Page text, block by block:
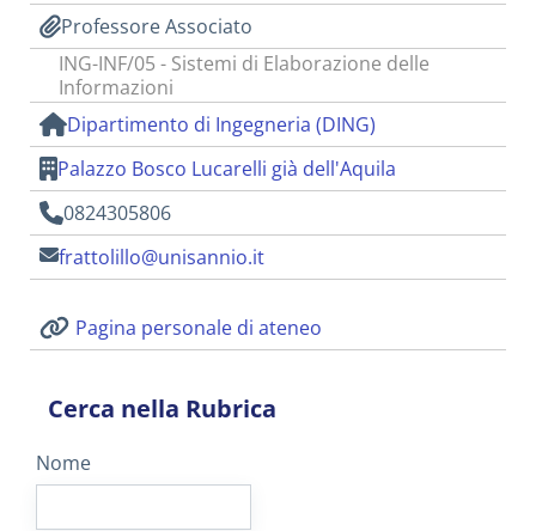
Professore Associato
ING-INF/05 - Sistemi di Elaborazione delle
Informazioni
Dipartimento di Ingegneria (DING)
Palazzo Bosco Lucarelli già dell'Aquila
0824305806
frattolillo@unisannio.it
Pagina personale di ateneo
Cerca nella Rubrica
Nome